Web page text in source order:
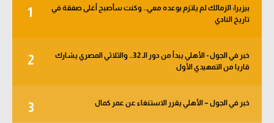
1
بيزيرا: الزمالك لم يلتزم بوعده معي.. وكنت سأصبح أغلى صفقة في
تاريخ النادي
2
خبر في الجول - الأهلي يبدأ من دور الـ 32.. والثلاثي المصري يشارك
قاريا من التمهيدي الأول
3 خبر في الجول – الأهلي يقرر الاستنغاء عن عمر كمال